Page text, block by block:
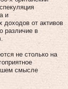
и
доходов от активов
различие в
не столько на
смысле